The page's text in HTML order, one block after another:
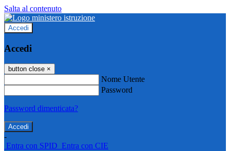
Salta al contenuto
Accedi
Accedi
button close ×
Nome Utente
Password
Password dimenticata?
-
Entra con SPID Entra con CIE